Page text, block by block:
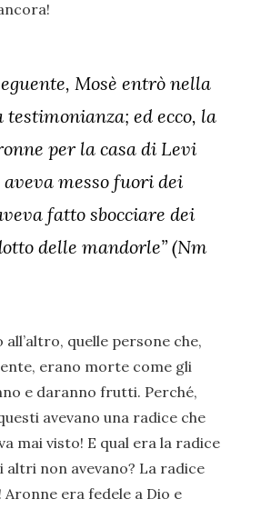
Mosè entrò nella
testimonianza; ed ecco, la
per la casa di Levi
messo fuori dei
fatto sbocciare dei
delle mandorle” (Nm
all’altro, quelle persone che,
erano morte come gli
e daranno frutti. Perché,
avevano una radice che
mai visto! E qual era la radice
altri non avevano? La radice
Aronne era fedele a Dio e